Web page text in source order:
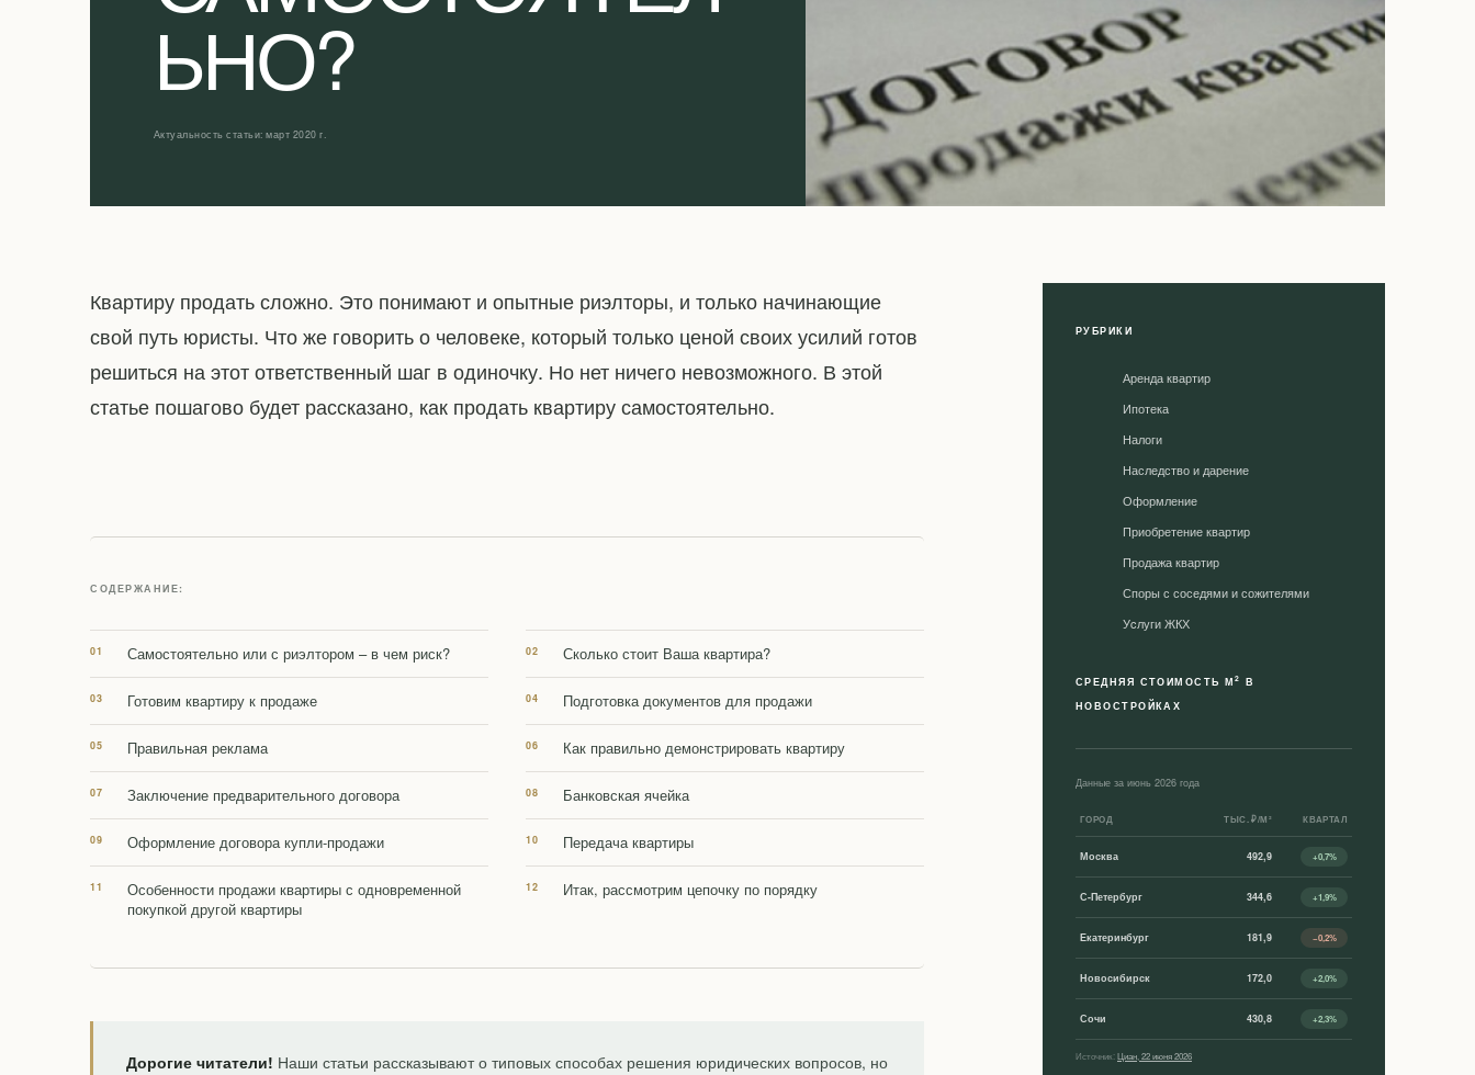
ЬНО?
Актуальность статьи: март 2020 г.
Квартиру продать сложно. Это понимают и опытные риэлторы, и только начинающие
свой путь юристы. Что же говорить о человеке, который только ценой своих усилий готов
решиться на этот ответственный шаг в одиночку. Но нет ничего невозможного. В этой
статье пошагово будет рассказано, как продать квартиру самостоятельно.
СОДЕРЖАНИЕ:
Самостоятельно или с риэлтором – в чем риск? Сколько стоит Ваша квартира?
Готовим квартиру к продаже Подготовка документов для продажи
Правильная реклама Как правильно демонстрировать квартиру
Заключение предварительного договора Банковская ячейка
Оформление договора купли-продажи Передача квартиры
Особенности продажи квартиры с одновременной
покупкой другой квартиры
Итак, рассмотрим цепочку по порядку
Дорогие читатели! Наши статьи рассказывают о типовых способах решения юридических вопросов, но
РУБРИКИ
Аренда квартир
Ипотека
Налоги
Наследство и дарение
Оформление
Приобретение квартир
Продажа квартир
Споры с соседями и сожителями
Уcлуги ЖКХ
СРЕДНЯЯ СТОИМОСТЬ М2 В
НОВОСТРОЙКАХ
Данные за июнь 2026 года
ГОРОД ТЫС. ₽/М² КВАРТАЛ
Москва 492,9 +0,7%
С-Петербург 344,6 +1,9%
Екатеринбург 181,9 −0,2%
Новосибирск 172,0 +2,0%
Сочи 430,8 +2,3%
Источник:Циан, 22 июня 2026